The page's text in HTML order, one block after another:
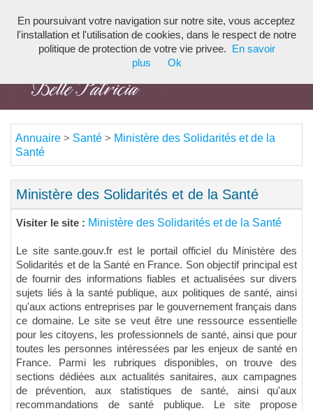
Annuaire > Santé > Ministère des Solidarités et de la
Santé
Ministère des Solidarités et de la Santé
Visiter le site : Ministère des Solidarités et de la Santé
Le site sante.gouv.fr est le portail officiel du Ministère des
Solidarités et de la Santé en France. Son objectif principal est
de fournir des informations fiables et actualisées sur divers
sujets liés à la santé publique, aux politiques de santé, ainsi
qu'aux actions entreprises par le gouvernement français dans
ce domaine. Le site se veut être une ressource essentielle
pour les citoyens, les professionnels de santé, ainsi que pour
toutes les personnes intéressées par les enjeux de santé en
France. Parmi les rubriques disponibles, on trouve des
sections dédiées aux actualités sanitaires, aux campagnes
de prévention, aux statistiques de santé, ainsi qu'aux
recommandations de santé publique. Le site propose
En poursuivant votre navigation sur notre site, vous acceptez
l'installation et l'utilisation de cookies, dans le respect de notre
politique de protection de votre vie privee.
En savoir
plus
Ok